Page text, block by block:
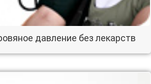
давление без лекарств